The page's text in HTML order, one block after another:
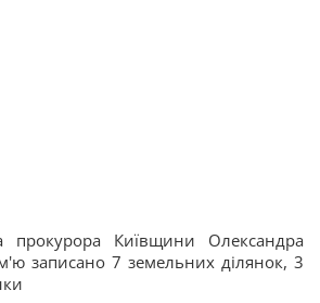
прокурора Київщини Олександра
записано 7 земельних ділянок, 3